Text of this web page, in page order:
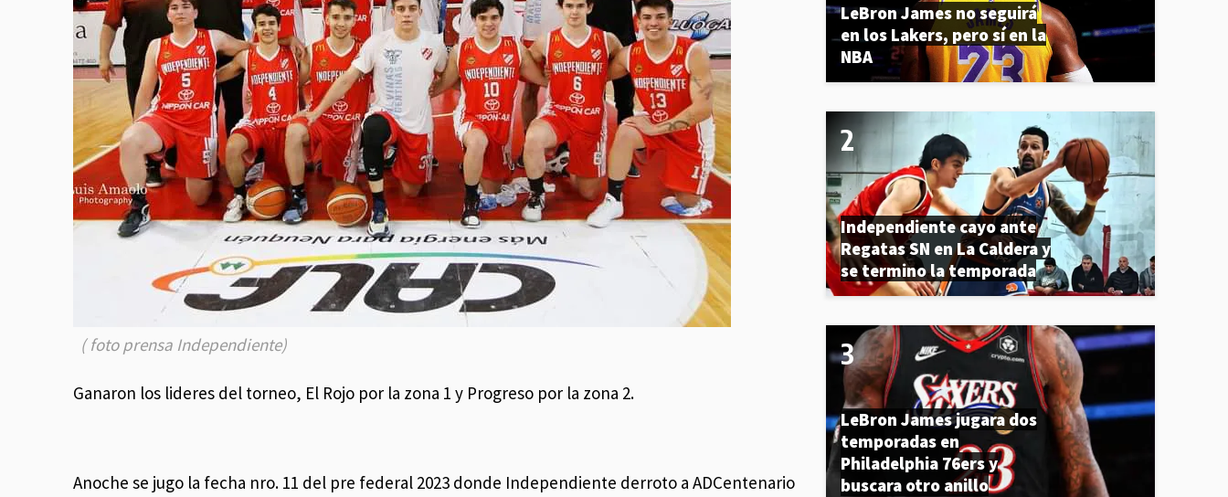
( foto prensa Independiente)
Ganaron los lideres del torneo, El Rojo por la zona 1 y Progreso por la zona 2.
Anoche se jugo la fecha nro. 11 del pre federal 2023 donde Independiente derroto a ADCentenario
LeBron James no seguirá
en los Lakers, pero sí en la
NBA
Independiente cayo ante
Regatas SN en La Caldera y
se termino la temporada
LeBron James jugara dos
temporadas en
Philadelphia 76ers y
buscara otro anillo